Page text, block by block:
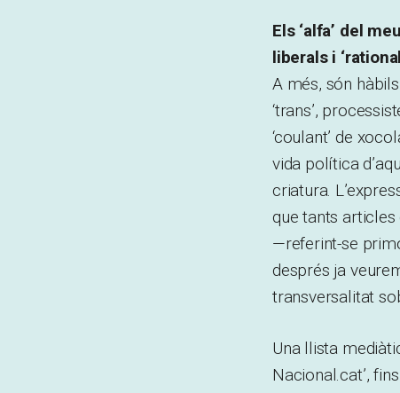
Els ‘alfa’ del
liberals i
A més, són
‘trans’,
‘coulant’ de
vida política
criatura.
que tants articles
—referint-se
després ja
transversalitat
Una llista
Nacional.cat’,